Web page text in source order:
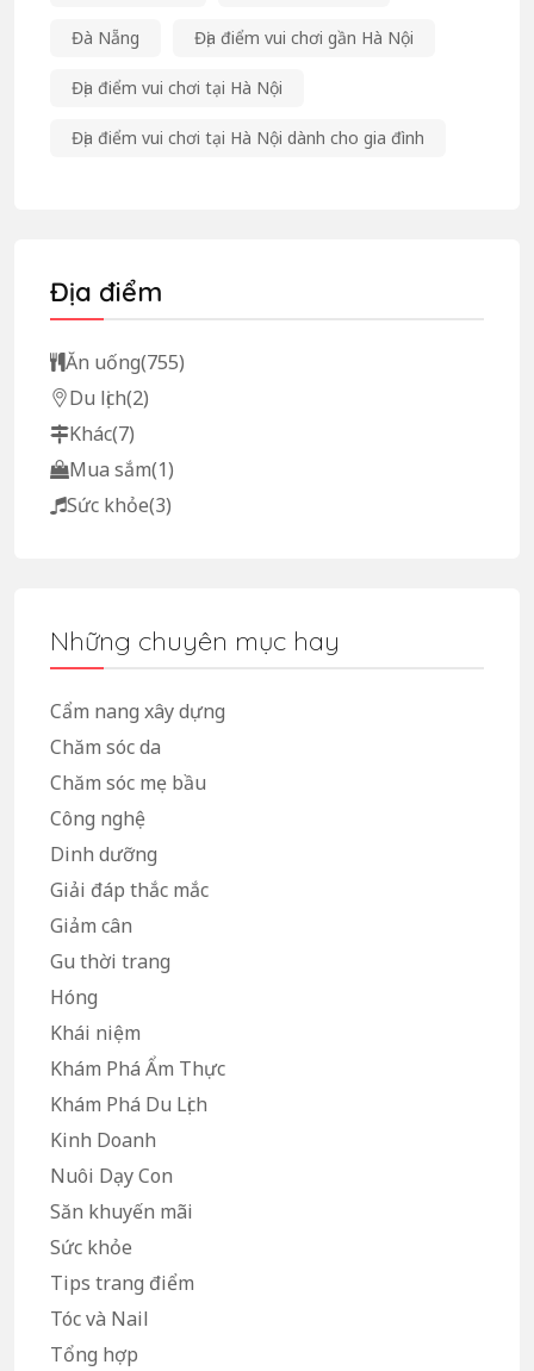
Đà Nẵng Địa điểm vui chơi gần Hà Nội
Địa điểm vui chơi tại Hà Nội
Địa điểm vui chơi tại Hà Nội dành cho gia đình
Địa điểm
Ăn uống(755)
Du lịch(2)
Khác(7)
Mua sắm(1)
Sức khỏe(3)
Những chuyên mục hay
Cẩm nang xây dựng
Chăm sóc da
Chăm sóc mẹ bầu
Công nghệ
Dinh dưỡng
Giải đáp thắc mắc
Giảm cân
Gu thời trang
Hóng
Khái niệm
Khám Phá Ẩm Thực
Khám Phá Du Lịch
Kinh Doanh
Nuôi Dạy Con
Săn khuyến mãi
Sức khỏe
Tips trang điểm
Tóc và Nail
Tổng hợp